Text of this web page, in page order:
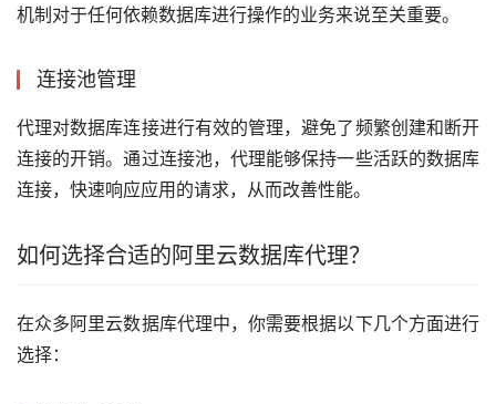
机制对于任何依赖数据库进行操作的业务来说至关重要。
连接池管理
代理对数据库连接进行有效的管理，避免了频繁创建和断开
连接的开销。通过连接池，代理能够保持一些活跃的数据库
连接，快速响应应用的请求，从而改善性能。
如何选择合适的阿里云数据库代理？
在众多阿里云数据库代理中，你需要根据以下几个方面进行
选择：